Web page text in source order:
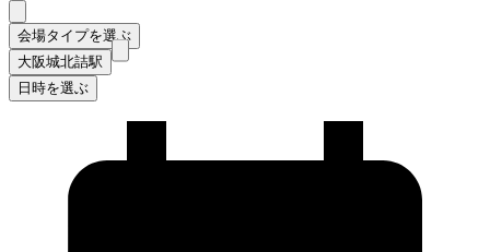
会場タイプを選ぶ
大阪城北詰駅
日時を選ぶ